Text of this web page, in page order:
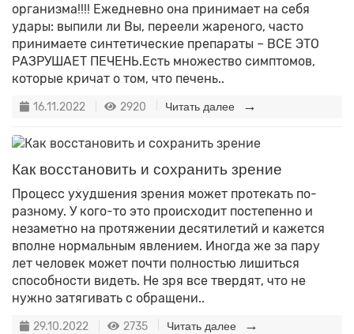
организма!!!! Ежедневно она принимает на себя
удары: выпили ли Вы, переели жареного, часто
принимаете синтетические препараты – ВСЕ ЭТО
РАЗРУШАЕТ ПЕЧЕНЬ.Есть множество симптомов,
которые кричат о том, что печень..
16.11.2022 2920 Читать далее
Как восстановить и сохранить зрение
Процесс ухудшения зрения может протекать по-
разному. У кого-то это происходит постепенно и
незаметно на протяжении десятилетий и кажется
вполне нормальным явлением. Иногда же за пару
лет человек может почти полностью лишиться
способности видеть. Не зря все твердят, что не
нужно затягивать с обращени..
29.10.2022 2735 Читать далее